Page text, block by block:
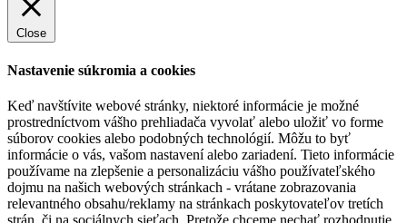
Close
Nastavenie súkromia a cookies
Keď navštívite webové stránky, niektoré informácie je možné
prostredníctvom vášho prehliadača vyvolať alebo uložiť vo forme
súborov cookies alebo podobných technológií. Môžu to byť
informácie o vás, vašom nastavení alebo zariadení. Tieto informácie
používame na zlepšenie a personalizáciu vášho používateľského
dojmu na našich webových stránkach - vrátane zobrazovania
relevantného obsahu/reklamy na stránkach poskytovateľov tretích
strán, či na sociálnych sieťach. Pretože chceme nechať rozhodnutie